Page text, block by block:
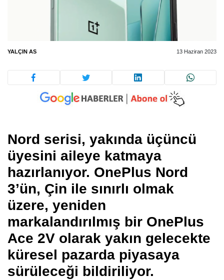
YALÇIN AS 13 Haziran 2023
Nord serisi, yakında üçüncü
üyesini aileye katmaya
hazırlanıyor. OnePlus Nord
3’ün, Çin ile sınırlı olmak
üzere, yeniden
markalandırılmış bir OnePlus
Ace 2V olarak yakın gelecekte
küresel pazarda piyasaya
sürüleceği bildiriliyor.